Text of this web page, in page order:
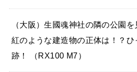
（大阪）生國魂神社の隣の公園
紅のような建造物の正体は！？
跡！ （RX100 M7）